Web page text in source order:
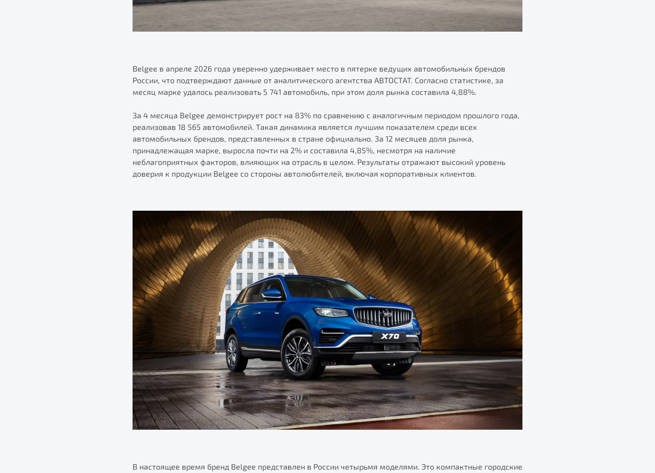
Belgee в апреле 2026 года уверенно удерживает место в пятерке ведущих автомобильных брендов
России, что подтверждают данные от аналитического агентства АВТОСТАТ. Согласно статистике, за
месяц марке удалось реализовать 5 741 автомобиль, при этом доля рынка составила 4,88%.
За 4 месяца Belgee демонстрирует рост на 83% по сравнению с аналогичным периодом прошлого года,
реализовав 18 565 автомобилей. Такая динамика является лучшим показателем среди всех
автомобильных брендов, представленных в стране официально. За 12 месяцев доля рынка,
принадлежащая марке, выросла почти на 2% и составила 4,85%, несмотря на наличие
неблагоприятных факторов, влияющих на отрасль в целом. Результаты отражают высокий уровень
доверия к продукции Belgee со стороны автолюбителей, включая корпоративных клиентов.
В настоящее время бренд Belgee представлен в России четырьмя моделями. Это компактные городские